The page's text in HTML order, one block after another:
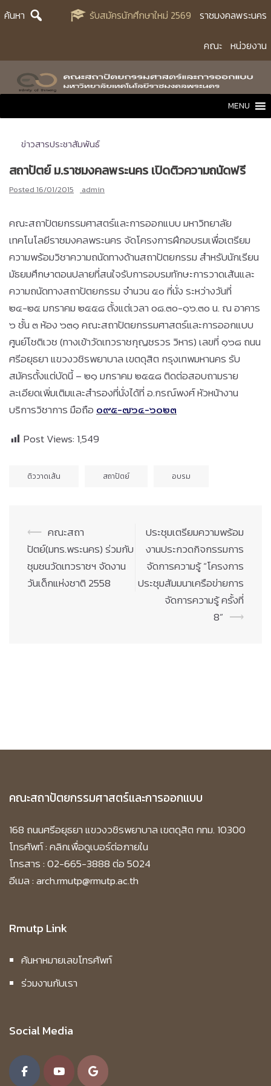
Skipค้นหา รับสมัครนักศึกษาใหม่ 2569 ราชมงคลพระนคร
คณะ หน่วยงาน
MENU
ข่าวสารประชาสัมพันธ์
สถาปัตย์ ม.ราชมงคลพระนคร เปิดติวความถนัดฟรี
Posted 16/01/2015 admin
คณะสถาปัตยกรรมศาสตร์และการออกแบบ มหาวิทยาลัย
เทคโนโลยีราชมงคลพระนคร จัดโครงการฝึกอบรมเพื่อเตรียม
ความพร้อมวิชาความถนัดทางด้านสถาปัตยกรรม สำหรับนักเรียน
มัธยมศึกษาตอนปลายที่สนใจรับการอบรมทักษะการวาดเส้นและ
ความถนัดทางสถาปัตยกรรม จำนวน ๕๐ ที่นั่ง ระหว่างวันที่
๒๔-๒๕ มกราคม ๒๕๕๘ ตั้งแต่เวลา ๐๘.๓๐-๑๖.๓๐ น. ณ อาคาร
๖ ชั้น ๓ ห้อง ๖๓๑ คณะสถาปัตยกรรมศาสตร์และการออกแบบ
ศูนย์โชติเวช (ทางเข้าวัดเทวราชกุญชรวร วิหาร) เลขที่ ๑๖๘ ถนน
ศรีอยุธยา แขวงวชิรพยาบาล เขตดุสิต กรุงเทพมหานคร รับ
สมัครตั้งแต่บัดนี้ – ๒๑ มกราคม ๒๕๕๘ ติดต่อสอบถามราย
ละเอียดเพิ่มเติมและสำรองที่นั่งได้ที่ อ.กรณ์พงศ์ หัวหน้างาน
บริการวิชาการ มือถือ ๐๙๕-๗๖๔-๖๐๒๓
Post Views: 1,549
ติววาดเส้น สถาปัตย์ อบรม
Post
navigation
⟵ คณะสถา
ปัตย์(มทร.พระนคร) ร่วมกับ
ชุมชนวัดเทวราชฯ จัดงาน
วันเด็กแห่งชาติ 2558
ประชุมเตรียมความพร้อม
งานประกวดกิจกรรมการ
จัดการความรู้ “โครงการ
ประชุมสัมมนาเครือข่ายการ
จัดการความรู้ ครั้งที่
8” ⟶
คณะสถาปัตยกรรมศาสตร์และการออกแบบ
168 ถนนศรีอยุธยา แขวงวชิรพยาบาล เขตดุสิต กทม. 10300
โทรศัพท์ :คลิกเพื่อดูเบอร์ต่อภายใน
โทรสาร : 02-665-3888 ต่อ 5024
อีเมล : arch.rmutp@rmutp.ac.th
Rmutp Link
ค้นหาหมายเลขโทรศัพท์
ร่วมงานกับเรา
Social Media